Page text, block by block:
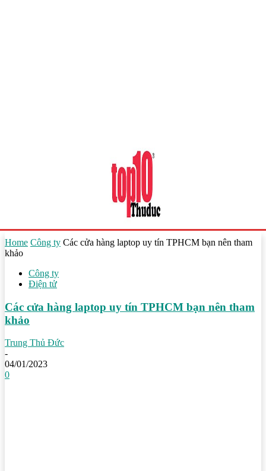
Home Công ty Các cửa hàng laptop uy tín TPHCM bạn nên tham
khảo
Công ty
Điện tử
Các cửa hàng laptop uy tín TPHCM bạn nên tham
khảo
Trung Thủ Đức
-
04/01/2023
0